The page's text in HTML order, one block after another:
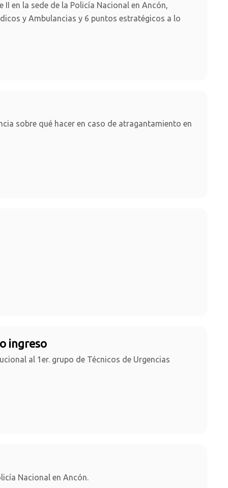
en la sede de la Policía Nacional en Ancón,
y Ambulancias y 6 puntos estratégicos a lo
sobre qué hacer en caso de atragantamiento en
ingreso
al 1er. grupo de Técnicos de Urgencias
Nacional en Ancón.